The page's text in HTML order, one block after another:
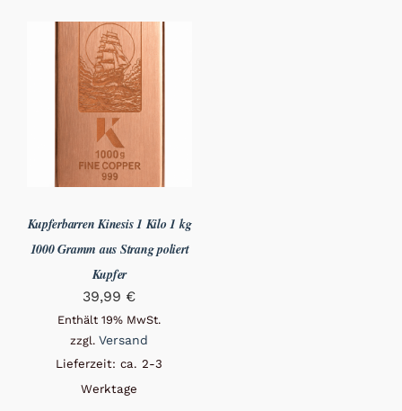
Kupferbarren Kinesis 1 Kilo 1 kg
1000 Gramm aus Strang poliert
Kupfer
39,99 €
Enthält 19% MwSt.
zzgl.Versand
Lieferzeit: ca. 2-3
Werktage